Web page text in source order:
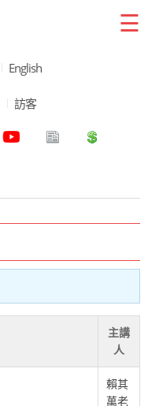
☰
English
訪客
主講
人
賴其
萬老